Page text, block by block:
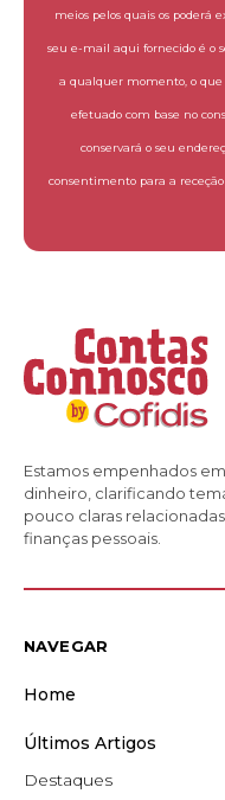
meios pelos quais os poderá
seu e-mail aqui fornecido é o
a qualquer momento, o
efetuado com base no
conservará o seu
consentimento para a
Estamos empenhados
dinheiro, clarificando
pouco claras
finanças pessoais.
NAVEGAR
Home
Últimos Artigos
Destaques